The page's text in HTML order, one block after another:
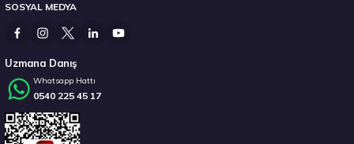
14.267,00 ₺
Stokta 12 Adet
SOSYAL MEDYA
Uzmana Danış
Whatsapp Hattı
0540 225 45 17